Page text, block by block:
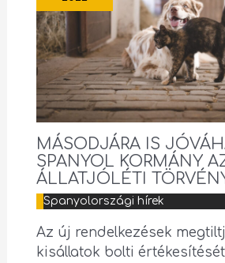
MÁSODJÁRA IS
SPANYOL KORMÁNY
ÁLLATJÓLÉTI
Spanyolországi hírek
Az új rendelkezések
kisállatok bolti